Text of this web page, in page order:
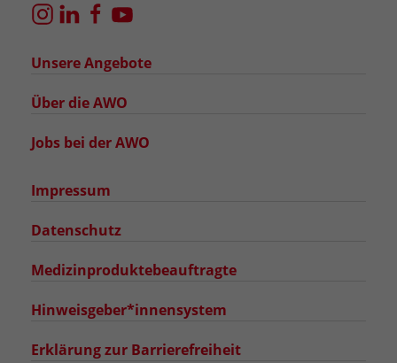
Unsere Angebote
Über die AWO
Jobs bei der AWO
Impressum
Datenschutz
Medizinproduktebeauftragte
Hinweisgeber*innensystem
Erklärung zur Barrierefreiheit